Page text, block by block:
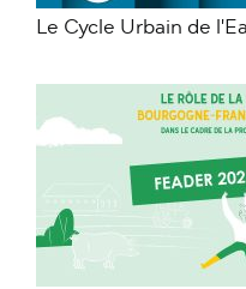
Le Cycle Urbain de